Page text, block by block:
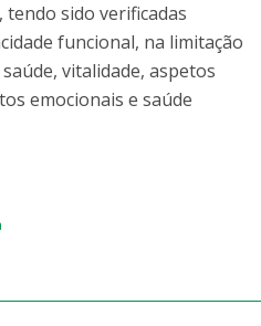
sido verificadas
funcional, na limitação
vitalidade, aspetos
emocionais e saúde